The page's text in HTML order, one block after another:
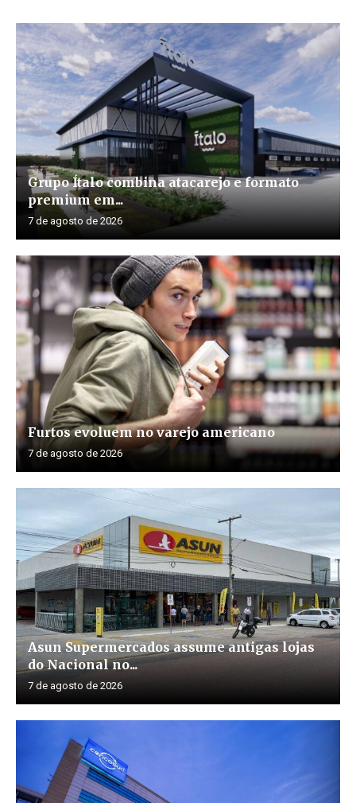
Grupo Ítalo combina atacarejo e formato
premium em...
7 de agosto de 2026
Furtos evoluem no varejo americano
7 de agosto de 2026
Asun Supermercados assume antigas lojas
do Nacional no...
7 de agosto de 2026